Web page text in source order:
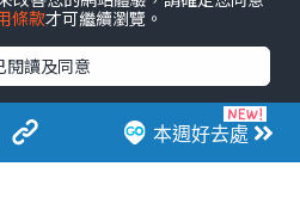
本週好去處
介 #美食社群熱話
應用程式
#限時搶
商戶中心 #著數 #網絡熱話
條款才可繼續瀏覽。
閱讀及同意